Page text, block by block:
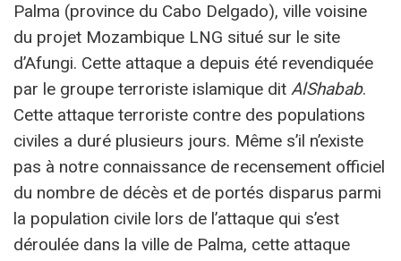
Palma (province du Cabo Delgado), ville voisine
du projet Mozambique LNG situé sur le site
d’Afungi. Cette attaque a depuis été revendiquée
par le groupe terroriste islamique dit AlShabab.
Cette attaque terroriste contre des populations
civiles a duré plusieurs jours. Même s’il n’existe
pas à notre connaissance de recensement officiel
du nombre de décès et de portés disparus parmi
la population civile lors de l’attaque qui s’est
déroulée dans la ville de Palma, cette attaque